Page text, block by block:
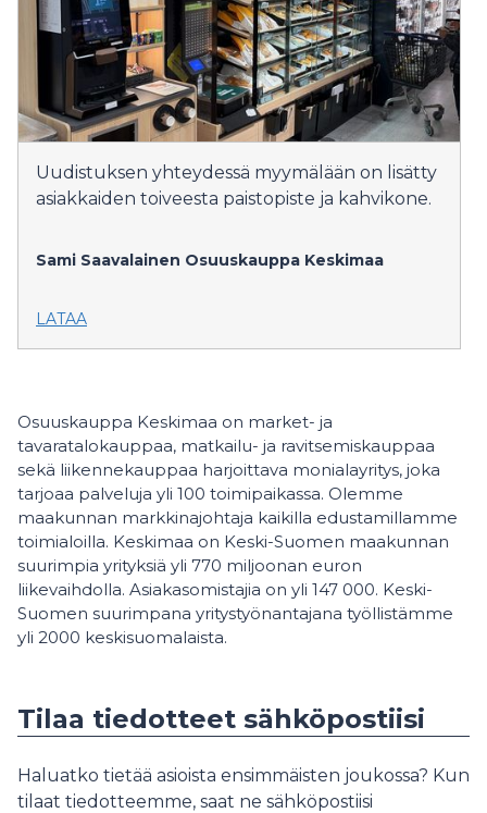
Uudistuksen yhteydessä myymälään on lisätty
asiakkaiden toiveesta paistopiste ja kahvikone.
Sami Saavalainen Osuuskauppa Keskimaa
LATAA
Osuuskauppa Keskimaa on market- ja
tavaratalokauppaa, matkailu- ja ravitsemiskauppaa
sekä liikennekauppaa harjoittava monialayritys, joka
tarjoaa palveluja yli 100 toimipaikassa. Olemme
maakunnan markkinajohtaja kaikilla edustamillamme
toimialoilla. Keskimaa on Keski-Suomen maakunnan
suurimpia yrityksiä yli 770 miljoonan euron
liikevaihdolla. Asiakasomistajia on yli 147 000. Keski-
Suomen suurimpana yritystyönantajana työllistämme
yli 2000 keskisuomalaista.
Tilaa tiedotteet sähköpostiisi
Haluatko tietää asioista ensimmäisten joukossa? Kun
tilaat tiedotteemme, saat ne sähköpostiisi